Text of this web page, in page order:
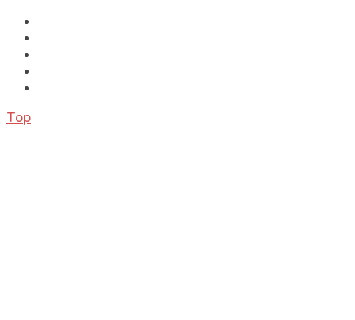
Top